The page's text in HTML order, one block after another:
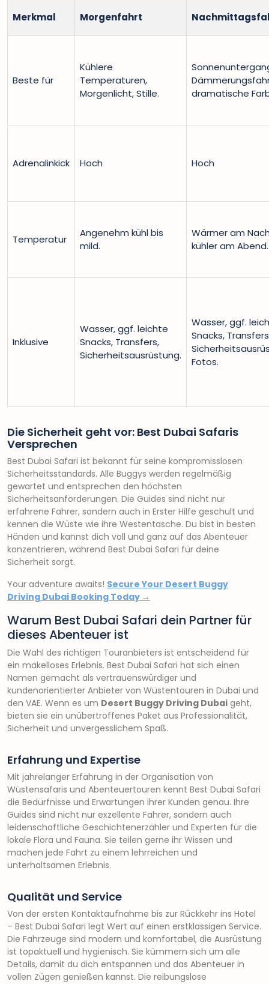
Merkmal Morgenfahrt
Beste für
Kühlere
Temperaturen,
Morgenlicht, Stille.
dramatische
Adrenalinkick Hoch Hoch
Temperatur
Angenehm kühl bis
mild.
Wärmer am
kühler am Abend.
Inklusive
Wasser, ggf. leichte
Snacks, Transfers,
Sicherheitsausrüstung.
Wasser, ggf.
Snacks,
Fotos.
Die Sicherheit geht vor: Best Dubai Safaris
Versprechen
Best Dubai Safari ist bekannt für seine kompromisslosen
Sicherheitsstandards. Alle Buggys werden regelmäßig
gewartet und entsprechen den höchsten
Sicherheitsanforderungen. Die Guides sind nicht nur
erfahrene Fahrer, sondern auch in Erster Hilfe geschult und
kennen die Wüste wie ihre Westentasche. Du bist in besten
Händen und kannst dich voll und ganz auf das Abenteuer
konzentrieren, während Best Dubai Safari für deine
Sicherheit sorgt.
Your adventure awaits! Secure Your Desert Buggy
Driving Dubai Booking Today →
Warum Best Dubai Safari dein Partner für
dieses Abenteuer ist
Die Wahl des richtigen Touranbieters ist entscheidend für
ein makelloses Erlebnis. Best Dubai Safari hat sich einen
Namen gemacht als vertrauenswürdiger und
kundenorientierter Anbieter von Wüstentouren in Dubai und
den VAE. Wenn es um Desert Buggy Driving Dubai geht,
bieten sie ein unübertroffenes Paket aus Professionalität,
Sicherheit und unvergesslichem Spaß.
Erfahrung und Expertise
Mit jahrelanger Erfahrung in der Organisation von
Wüstensafaris und Abenteuertouren kennt Best Dubai Safari
die Bedürfnisse und Erwartungen ihrer Kunden genau. Ihre
Guides sind nicht nur exzellente Fahrer, sondern auch
leidenschaftliche Geschichtenerzähler und Experten für die
lokale Flora und Fauna. Sie teilen gerne ihr Wissen und
machen jede Fahrt zu einem lehrreichen und
unterhaltsamen Erlebnis.
Qualität und Service
Von der ersten Kontaktaufnahme bis zur Rückkehr ins Hotel
– Best Dubai Safari legt Wert auf einen erstklassigen Service.
Die Fahrzeuge sind modern und komfortabel, die Ausrüstung
ist topaktuell und hygienisch. Sie kümmern sich um alle
Details, damit du dich entspannen und das Abenteuer in
vollen Zügen genießen kannst. Die reibungslose